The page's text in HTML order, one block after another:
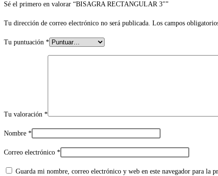
Sé el primero en valorar “BISAGRA RECTANGULAR 3″”
Tu dirección de correo electrónico no será publicada. Los campos
Tu puntuación *
Tu valoración *
Nombre *
Correo electrónico *
Guarda mi nombre, correo electrónico y web en este navegador para la